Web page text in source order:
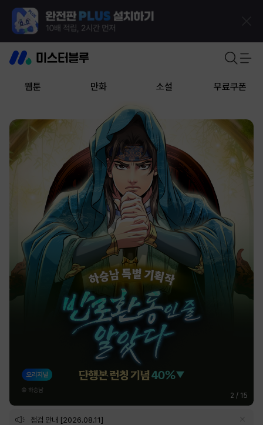
웹툰 만화 소설 무료쿠폰
2 / 15
점검 안내 [2026.08.11]